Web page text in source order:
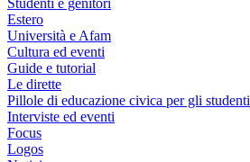
Studenti e genitori
Estero
Università e Afam
Cultura ed eventi
Guide e tutorial
Le dirette
Pillole di educazione civica per gli studenti
Interviste ed eventi
Focus
Logos